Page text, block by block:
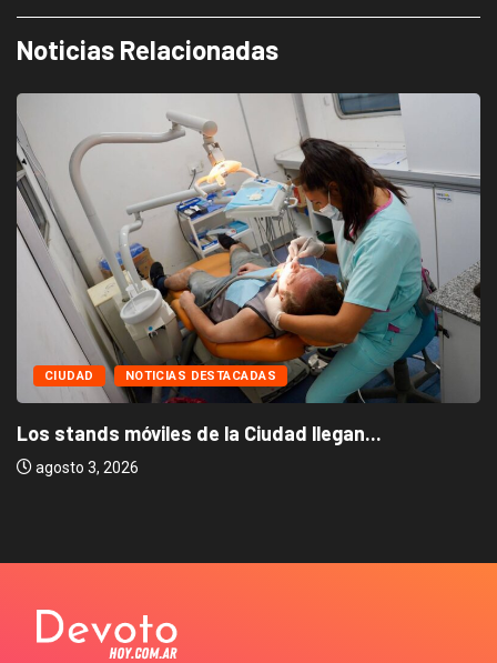
Noticias Relacionadas
CIUDAD NOTICIAS DESTACADAS
Los stands móviles de la Ciudad llegan...
agosto 3, 2026